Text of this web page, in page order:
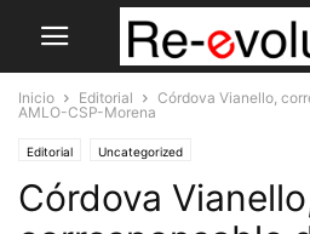
Inicio Editorial
Córdova Vianello,
AMLO-CSP-Morena
Editorial Uncategorized
Córdova